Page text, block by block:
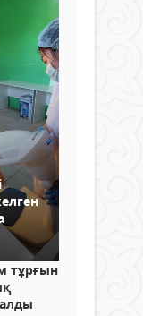
тұрғын